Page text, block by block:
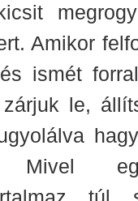
Amikor
ismét
le,
Mivel